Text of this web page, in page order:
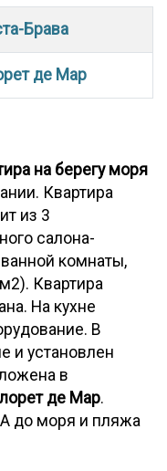
Брава
де Мар
на берегу моря
Квартира
из 3
салона-
комнаты,
Квартира
На кухне
В
и установлен
в
де Мар.
А до моря и пляжа